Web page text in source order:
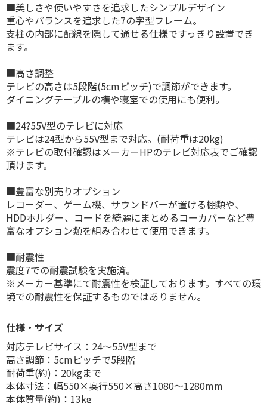
■美しさや使いやすさを追求したシンプルデザイン
重心やバランスを追求した7の字型フレーム。
支柱の内部に配線を隠して通せる仕様ですっきり設置でき
ます。
■高さ調整
テレビの高さは5段階(5cmピッチ)で調節ができます。
ダイニングテーブルの横や寝室での使用にも便利。
■24?55V型のテレビに対応
テレビは24型から55V型まで対応。(耐荷重は20kg)
※テレビの取付確認はメーカーHPのテレビ対応表でご確認
頂けます。
■豊富な別売りオプション
レコーダー、ゲーム機、サウンドバーが置ける棚類や、
HDDホルダー、コードを綺麗にまとめるコーカバーなど豊
富なオプション類を組み合わせて使用できます。
■耐震性
震度7での耐震試験を実施済。
※メーカー基準にて耐震性を検証しております。すべての環
境での耐震性を保証するものではありません。
仕様・サイズ
対応テレビサイス：24〜55V型まで
高さ調節：5cmピッチで5段階
耐荷重(約)：20kgまで
本体寸法：幅550×奥行550×高さ1080〜1280mm
本体質量(約)：13kg